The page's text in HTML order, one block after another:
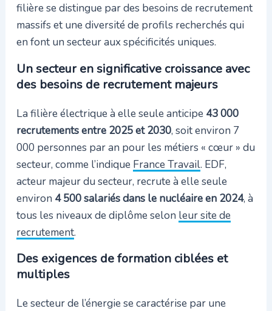
filière se distingue par des besoins de recrutement
massifs et une diversité de profils recherchés qui
en font un secteur aux spécificités uniques.
Un secteur en significative croissance avec
des besoins de recrutement majeurs
La filière électrique à elle seule anticipe 43 000
recrutements entre 2025 et 2030, soit environ 7
000 personnes par an pour les métiers « cœur » du
secteur, comme l’indique France Travail. EDF,
acteur majeur du secteur, recrute à elle seule
environ 4 500 salariés dans le nucléaire en 2024, à
tous les niveaux de diplôme selon leur site de
recrutement.
Des exigences de formation ciblées et
multiples
Le secteur de l’énergie se caractérise par une